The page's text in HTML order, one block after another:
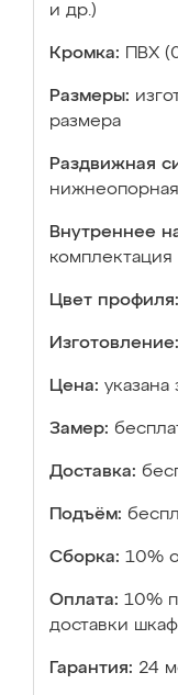
и др.)
Кромка: ПВХ
Размеры:
размера
Раздвижная
нижнеопорная
Внутреннее
комплектация
Цвет профиля:
Изготовление:
Цена:
Замер:
Доставка:
Подъём:
Сборка: 10%
Оплата: 10%
доставки
Гарантия: 24